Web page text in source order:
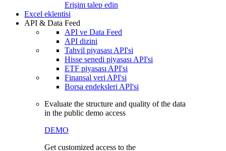
Erişim talep edin
Excel eklentisi
API & Data Feed
API ve Data Feed
API dizini
Tahvil piyasası API'si
Hisse senedi piyasası API'si
ETF piyasası API'si
Finansal veri API'si
Borsa endeksleri API'si
Evaluate the structure and quality of the data
in the public demo access
DEMO
Get customized access to the